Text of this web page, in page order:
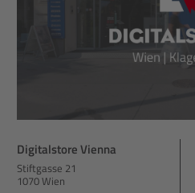
Digitalstore Vienna
Stiftgasse 21
1070 Wien